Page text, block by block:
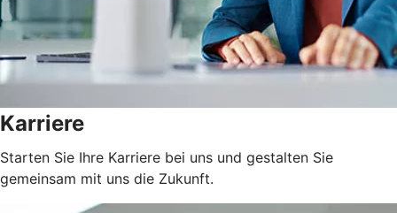
Karriere
Starten Sie Ihre Karriere bei uns und gestalten Sie
gemeinsam mit uns die Zukunft.